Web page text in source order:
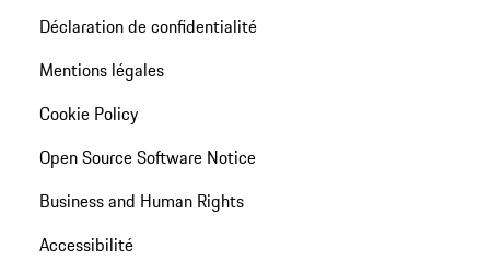
Déclaration de confidentialité
Mentions légales
Cookie Policy
Open Source Software Notice
Business and Human Rights
Accessibilité